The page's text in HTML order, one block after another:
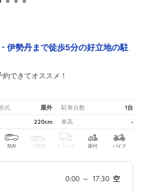
伊勢丹まで徒歩5分の好立地の駐
約できてオススメ！
式 屋外 駐車台数 1台
220cm 車高 -
SUV 大型車 トラック 原付 バイク
0:00 ～ 17:30 空